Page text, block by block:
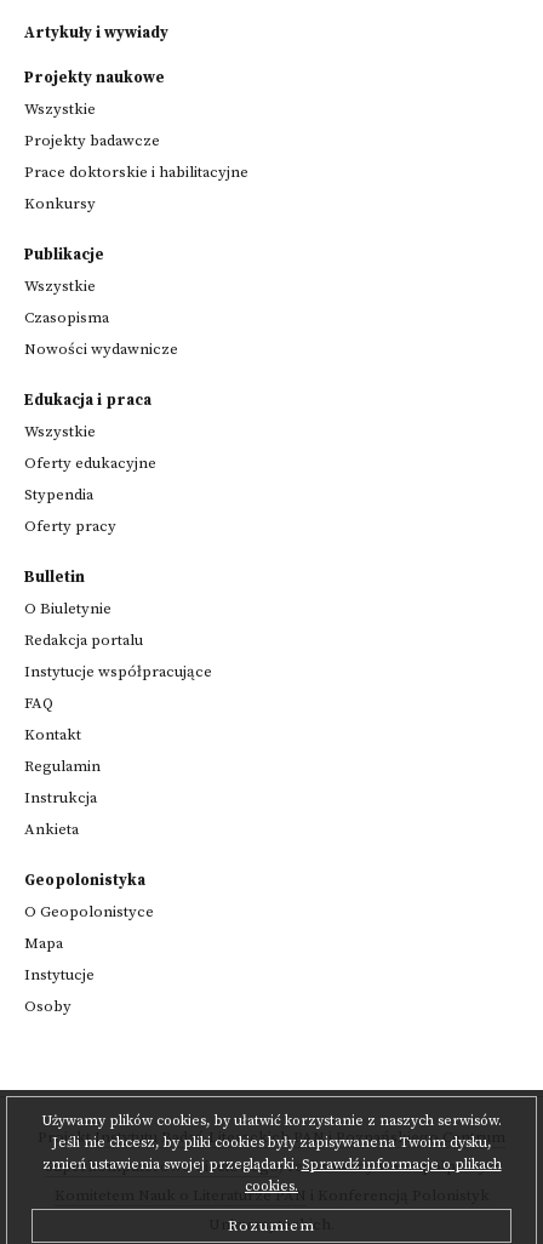
Używamy plików cookies, by ułatwić korzystanie z naszych serwisów.
Jeśli nie chcesz, by pliki cookies były zapisywanena Twoim dysku,
zmień ustawienia swojej przeglądarki. Sprawdź informacje o plikach
cookies.
Rozumiem
Artykuły i wywiady
Projekty naukowe
Wszystkie
Projekty badawcze
Prace doktorskie i habilitacyjne
Konkursy
Publikacje
Wszystkie
Czasopisma
Nowości wydawnicze
Edukacja i praca
Wszystkie
Oferty edukacyjne
Stypendia
Oferty pracy
Bulletin
O Biuletynie
Redakcja portalu
Instytucje współpracujące
FAQ
Kontakt
Regulamin
Instrukcja
Ankieta
Geopolonistyka
O Geopolonistyce
Mapa
Instytucje
Osoby
ProjektInstytutu Badań Literackich PANiPoznańskiego Centrum
Superkomputerowo-Sieciowego,realizowany we współpracy z
Komitetem Nauk o Literaturze PAN
Uniwersyteckich.